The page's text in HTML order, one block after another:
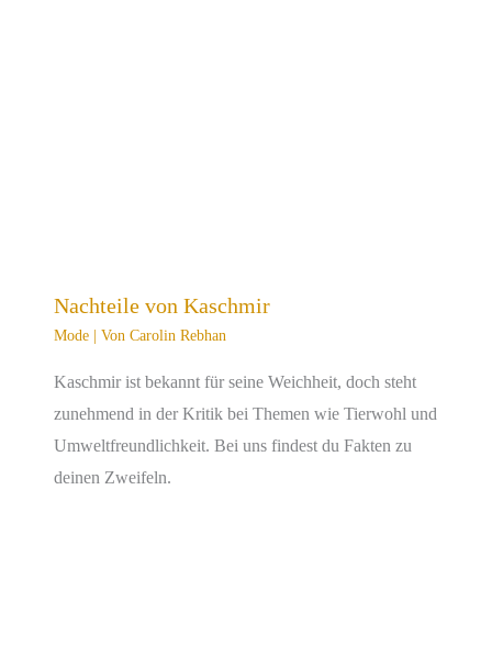
Nachteile von Kaschmir
Mode| Von Carolin Rebhan
Kaschmir ist bekannt für seine Weichheit, doch steht
zunehmend in der Kritik bei Themen wie Tierwohl und
Umweltfreundlichkeit. Bei uns findest du Fakten zu
deinen Zweifeln.